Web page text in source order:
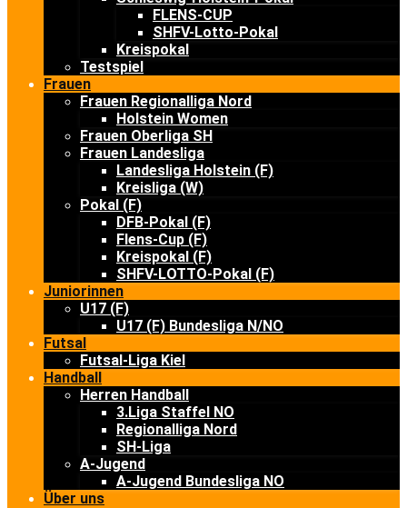
FLENS-CUP
SHFV-Lotto-Pokal
Kreispokal
Testspiel
Frauen
Frauen Regionalliga Nord
Holstein Women
Frauen Oberliga SH
Frauen Landesliga
Landesliga Holstein (F)
Kreisliga (W)
Pokal (F)
DFB-Pokal (F)
Flens-Cup (F)
Kreispokal (F)
SHFV-LOTTO-Pokal (F)
Juniorinnen
U17 (F)
U17 (F) Bundesliga N/NO
Futsal
Futsal-Liga Kiel
Handball
Herren Handball
3.Liga Staffel NO
Regionalliga Nord
SH-Liga
A-Jugend
A-Jugend Bundesliga NO
Über uns